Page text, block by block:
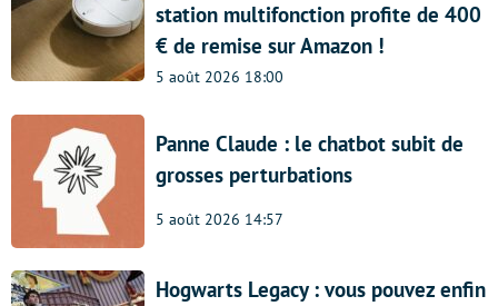
station multifonction profite de 400
€ de remise sur Amazon !
5 août 2026 18:00
Panne Claude : le chatbot subit de
grosses perturbations
5 août 2026 14:57
Hogwarts Legacy : vous pouvez enfin